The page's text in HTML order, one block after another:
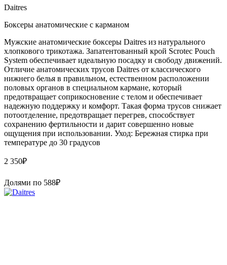
Daitres
Боксеры анатомические с карманом
Мужские анатомические боксеры Daitres из натурального
хлопкового трикотажа. Запатентованный крой Scrotec Pouch
System обеспечивает идеальную посадку и свободу движений.
Отличие анатомических трусов Daitres от классического
нижнего белья в правильном, естественном расположении
половых органов в специальном кармане, который
предотвращает соприкосновение с телом и обеспечивает
надежную поддержку и комфорт. Такая форма трусов снижает
потоотделение, предотвращает перегрев, способствует
сохранению фертильности и дарит совершенно новые
ощущения при использовании. Уход: Бережная стирка при
температуре до 30 градусов
2 350₽
Долями по 588₽